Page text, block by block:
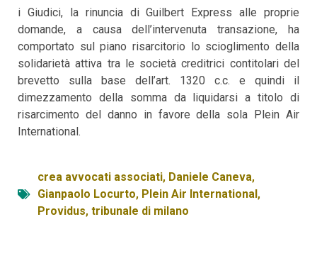
i Giudici, la rinuncia di Guilbert Express alle proprie
domande, a causa dell’intervenuta transazione, ha
comportato sul piano risarcitorio lo scioglimento della
solidarietà attiva tra le società creditrici contitolari del
brevetto sulla base dell’art. 1320 c.c. e quindi il
dimezzamento della somma da liquidarsi a titolo di
risarcimento del danno in favore della sola Plein Air
International.
crea avvocati associati, Daniele Caneva,
Gianpaolo Locurto, Plein Air International,
Providus, tribunale di milano